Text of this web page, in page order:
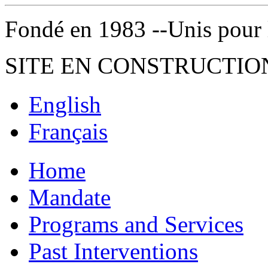
Fondé en 1983 --Unis
SITE EN
English
Français
Home
Mandate
Programs and Services
Past Interventions